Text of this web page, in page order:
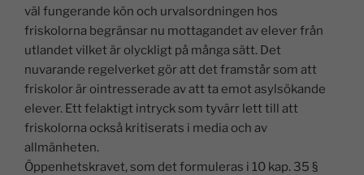
väl fungerande kön och urvalsordningen hos
friskolorna begränsar nu mottagandet av elever från
utlandet vilket är olyckligt på många sätt. Det
nuvarande regelverket gör att det framstår som att
friskolor är ointresserade av att ta emot asylsökande
elever. Ett felaktigt intryck som tyvärr lett till att
friskolorna också kritiserats i media och av
allmänheten.
Öppenhetskravet, som det formuleras i 10 kap. 35 §